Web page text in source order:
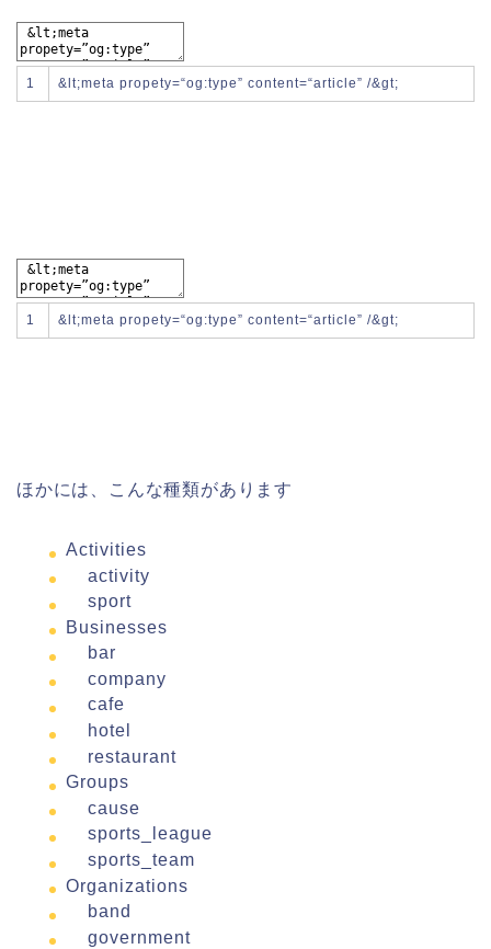
1 & lt;meta propety=“og:type” content=“article” /&gt;
1 & lt;meta propety=“og:type” content=“article” /&gt;
ほかには、こんな種類があります
Activities
activity
sport
Businesses
bar
company
cafe
hotel
restaurant
Groups
cause
sports_league
sports_team
Organizations
band
government